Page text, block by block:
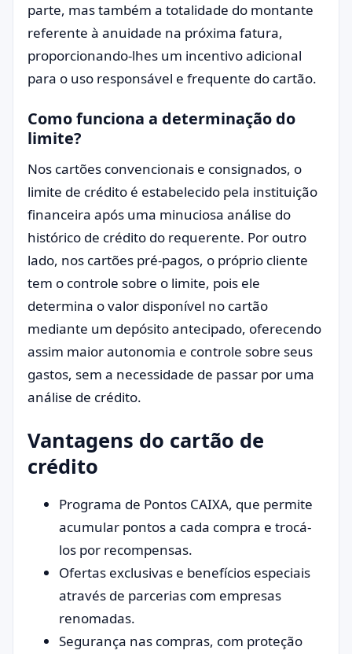
parte, mas também a totalidade do montante
referente à anuidade na próxima fatura,
proporcionando-lhes um incentivo adicional
para o uso responsável e frequente do cartão.
Como funciona a determinação do
limite?
Nos cartões convencionais e consignados, o
limite de crédito é estabelecido pela instituição
financeira após uma minuciosa análise do
histórico de crédito do requerente. Por outro
lado, nos cartões pré-pagos, o próprio cliente
tem o controle sobre o limite, pois ele
determina o valor disponível no cartão
mediante um depósito antecipado, oferecendo
assim maior autonomia e controle sobre seus
gastos, sem a necessidade de passar por uma
análise de crédito.
Vantagens do cartão de
crédito
Programa de Pontos CAIXA, que permite
acumular pontos a cada compra e trocá-
los por recompensas.
Ofertas exclusivas e benefícios especiais
através de parcerias com empresas
renomadas.
Segurança nas compras, com proteção